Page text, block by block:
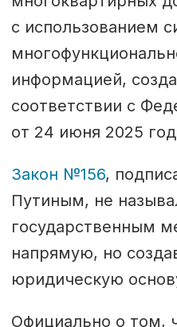
с использованием
информацией,
соответствии с
от 24 июня 2025
Закон №156,
Путиным, не
государственным
напрямую, но
юридическую
Официально о том,